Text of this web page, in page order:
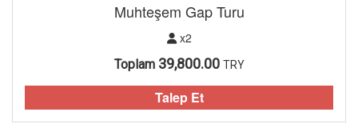
Muhteşem Gap Turu
x2
Toplam 39,800.00 TRY
Talep Et